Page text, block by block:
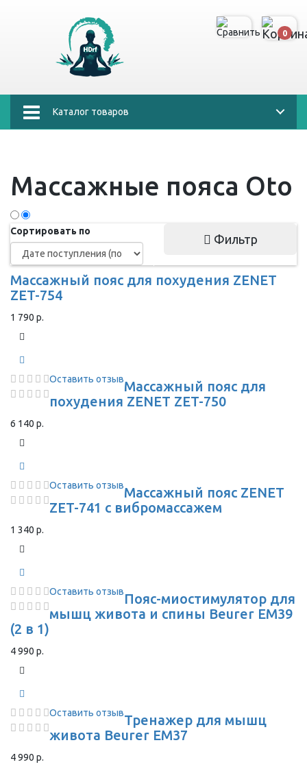
0
Каталог товаров
Массажные пояса Oto
Сортировать по
Фильтр
Массажный пояс для похудения ZENET
ZET-754
1 790 р.
Оставить отзывМассажный пояс для
похудения ZENET ZET-750
6 140 р.
Оставить отзывМассажный пояс ZENET
ZET-741 с вибромассажем
1 340 р.
Оставить отзывПояс-миостимулятор для
мышц живота и спины Beurer EM39
(2 в 1)
4 990 р.
Оставить отзывТренажер для мышц
живота Beurer EM37
4 990 р.